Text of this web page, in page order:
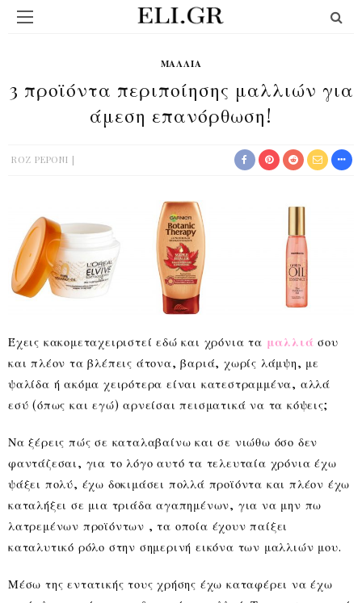
ΜΑΛΛΙΆ
3 προϊόντα περιποίησης μαλλιών για
άμεση επανόρθωση!
ROZ PEPONI
Έχεις κακομεταχειριστεί εδώ και χρόνια τα μαλλιά σου
και πλέον τα βλέπεις άτονα, βαριά, χωρίς λάμψη, με
ψαλίδα ή ακόμα χειρότερα είναι κατεστραμμένα, αλλά
εσύ (όπως και εγώ) αρνείσαι πεισματικά να τα κόψεις;
Να ξέρεις πώς σε καταλαβαίνω και σε νιώθω όσο δεν
φαντάζεσαι, για το λόγο αυτό τα τελευταία χρόνια έχω
ψάξει πολύ, έχω δοκιμάσει πολλά προϊόντα και πλέον έχω
καταλήξει σε μια τριάδα αγαπημένων, για να μην πω
λατρεμένων προϊόντων , τα οποία έχουν παίξει
καταλυτικό ρόλο στην σημερινή εικόνα των μαλλιών μου.
Μέσω της εντατικής τους χρήσης έχω καταφέρει να έχω